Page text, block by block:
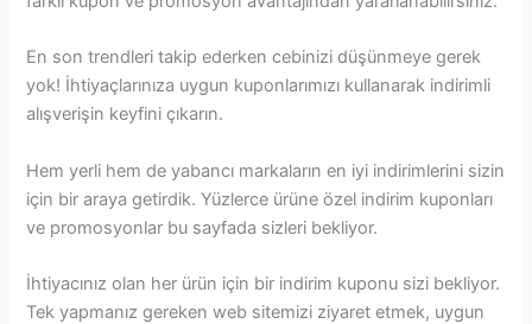
En son trendleri takip ederken cebinizi düşünmeye gerek
yok! İhtiyaçlarınıza uygun kuponlarımızı kullanarak indirimli
alışverişin keyfini çıkarın.
Hem yerli hem de yabancı markaların en iyi indirimlerini sizin
için bir araya getirdik. Yüzlerce ürüne özel indirim kuponları
ve promosyonlar bu sayfada sizleri bekliyor.
İhtiyacınız olan her ürün için bir indirim kuponu sizi bekliyor.
Tek yapmanız gereken web sitemizi ziyaret etmek, uygun